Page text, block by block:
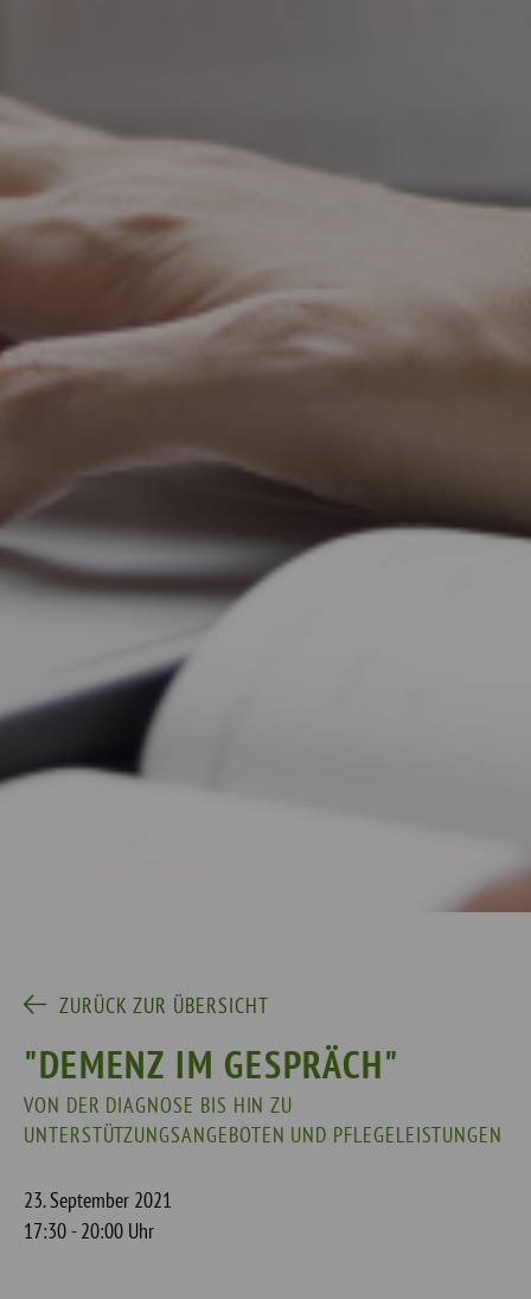
ZURÜCK ZUR ÜBERSICHT
"DEMENZ IM GESPRÄCH"
VON DER DIAGNOSE BIS HIN ZU
UNTERSTÜTZUNGSANGEBOTEN UND PFLEGELEISTUNGEN
23. September 2021
17:30 - 20:00 Uhr